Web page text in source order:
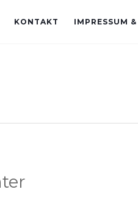
KONTAKT IMPRESSUM